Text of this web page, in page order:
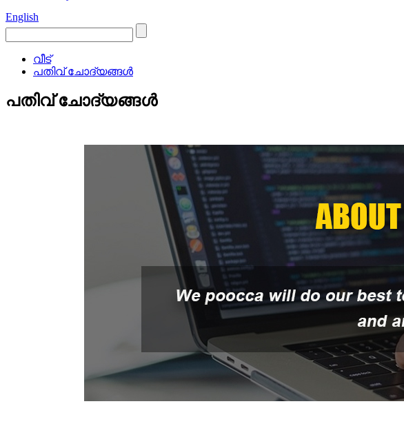
English
വീട്
പതിവ് ചോദ്യങ്ങൾ
പതിവ് ചോദ്യങ്ങൾ